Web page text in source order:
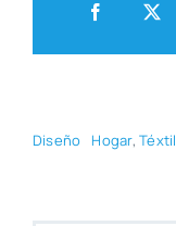
Dise­ño Hogar,Téx­til